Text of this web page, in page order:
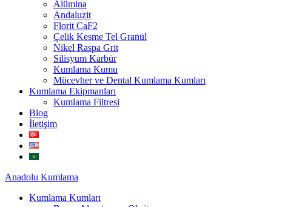
Alümina
Andaluzit
Florit CaF2
Çelik Kesme Tel Granül
Nikel Raspa Grit
Silisyum Karbür
Kumlama Kumu
Mücevher ve Dental Kumlama Kumları
Kumlama Ekipmanları
Kumlama Filtresi
Blog
İletişim
Anadolu Kumlama
Kumlama Kumları